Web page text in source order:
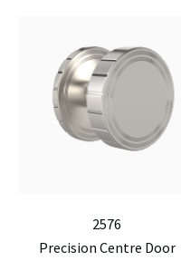
2576
Precision Centre Door